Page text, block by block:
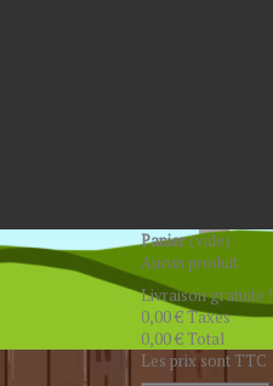
Panier(vide)
Aucun produit
Livraison gratuite !
0,00 €Taxes
0,00 € Total
Les prix sont TTC